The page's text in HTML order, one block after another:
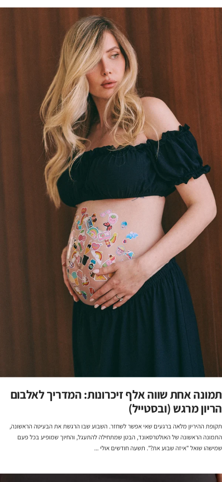
תמונה אחת שווה אלף זיכרונות: המדריך לאלבום
הריון מרגש (ובסטייל)
תקופת ההיריון מלאה ברגעים שאי אפשר לשחזר. השבוע שבו הרגשת את הבעיטה הראשונה,
התמונה הראשונה של האולטרסאונד, הבטן שמתחילה להתעגל, והחיוך שמופיע בכל פעם
שמישהו שואל "איזה שבוע את?". תשעה חודשים אולי ...